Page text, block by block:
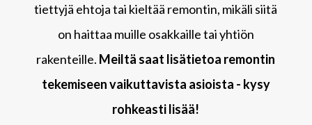
tiettyjä ehtoja tai kieltää remontin, mikäli siitä
on haittaa muille osakkaille tai yhtiön
rakenteille. Meiltä saat lisätietoa remontin
tekemiseen vaikuttavista asioista - kysy
rohkeasti lisää!